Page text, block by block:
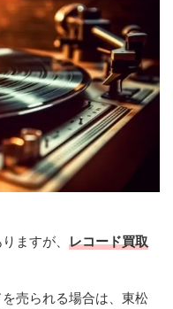
ますが、 レコード買取
売られる場合は、東松